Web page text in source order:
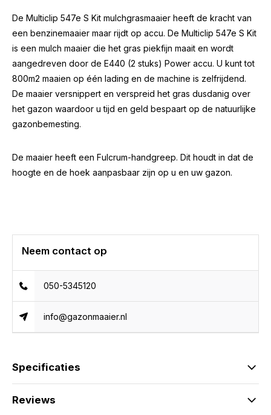
De Multiclip 547e S Kit mulchgrasmaaier heeft de kracht van
een benzinemaaier maar rijdt op accu. De Multiclip 547e S Kit
is een mulch maaier die het gras piekfijn maait en wordt
aangedreven door de E440 (2 stuks) Power accu. U kunt tot
800m2 maaien op één lading en de machine is zelfrijdend.
De maaier versnippert en verspreid het gras dusdanig over
het gazon waardoor u tijd en geld bespaart op de natuurlijke
gazonbemesting.
De maaier heeft een Fulcrum-handgreep. Dit houdt in dat de
hoogte en de hoek aanpasbaar zijn op u en uw gazon.
Neem contact op
050-5345120
info@gazonmaaier.nl
Specificaties
Reviews